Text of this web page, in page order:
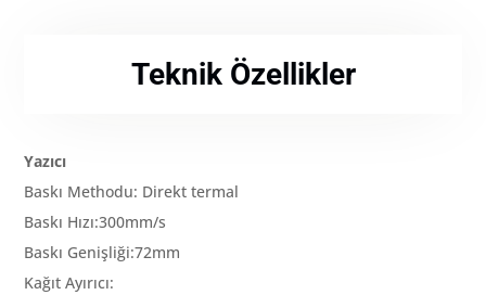
Teknik Özellikler
Yazıcı
Baskı Methodu: Direkt termal
Baskı Hızı:300mm/s
Baskı Genişliği:72mm
Kağıt Ayırıcı: